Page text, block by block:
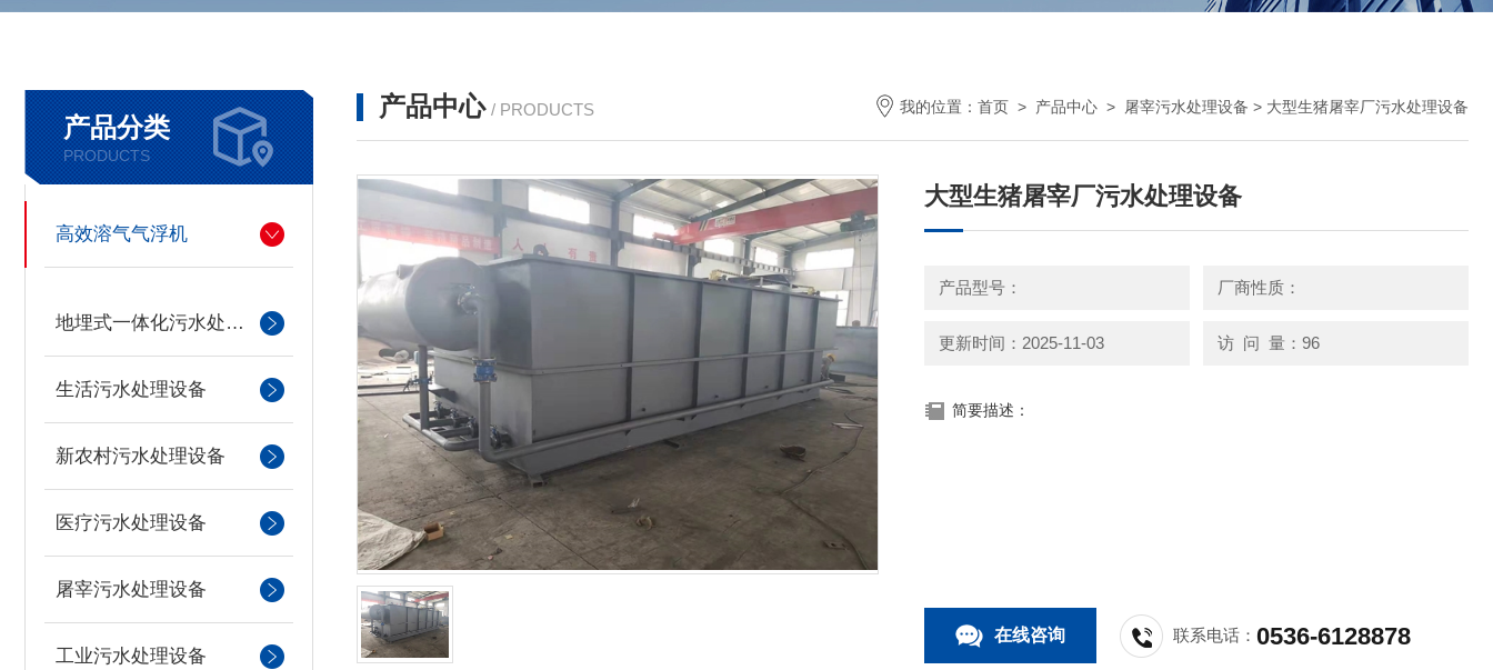
产品分类
PRODUCTS
高效溶气气浮机
地埋式一体化污水处理设备
生活污水处理设备
新农村污水处理设备
医疗污水处理设备
屠宰污水处理设备
工业污水处理设备
产品中心 / PRODUCTS 我的位置： 首页 > 产品中心 > 屠宰污水处理设备 > 大型生猪屠宰厂污水处理设备
大型生猪屠宰厂污水处理设备
产品型号： 厂商性质：
更新时间：2025-11-03 访 问 量：96
简要描述：
在线咨询 联系电话：0536-6128878